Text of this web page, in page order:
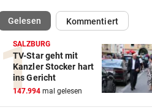
Armut: Kindererziehung
Frauen die Pension
MIT DROGEN IM GEPÄCK
Mädchen (8) von E-Scooter-
Fahrer niedergerast
Gelesen(ausgewählt)Kommentiert
SALZBURG
TV-Star geht mit
Kanzler Stocker hart
ins Gericht
147.994 mal gelesen